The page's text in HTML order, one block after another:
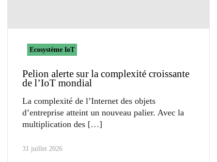
Ecosystème IoT
Pelion alerte sur la complexité croissante
de l’IoT mondial
La complexité de l’Internet des objets
d’entreprise atteint un nouveau palier. Avec la
multiplication des
31 juillet 2026